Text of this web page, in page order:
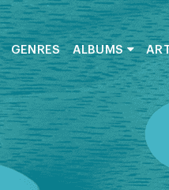
GENRES ALBUMS